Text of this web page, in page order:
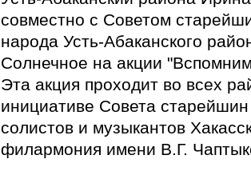
совместно с Советом
народа Усть-Абаканского
Солнечное на акции
Эта акция проходит во всех
инициативе Совета
солистов и музыкантов
филармония имени В.Г.